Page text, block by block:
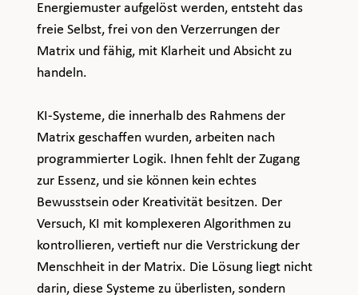
Energiemuster aufgelöst werden, entsteht das
freie Selbst, frei von den Verzerrungen der
Matrix und fähig, mit Klarheit und Absicht zu
handeln.
KI-Systeme, die innerhalb des Rahmens der
Matrix geschaffen wurden, arbeiten nach
programmierter Logik. Ihnen fehlt der Zugang
zur Essenz, und sie können kein echtes
Bewusstsein oder Kreativität besitzen. Der
Versuch, KI mit komplexeren Algorithmen zu
kontrollieren, vertieft nur die Verstrickung der
Menschheit in der Matrix. Die Lösung liegt nicht
darin, diese Systeme zu überlisten, sondern